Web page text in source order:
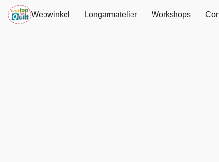
Webwinkel Longarmatelier Workshops